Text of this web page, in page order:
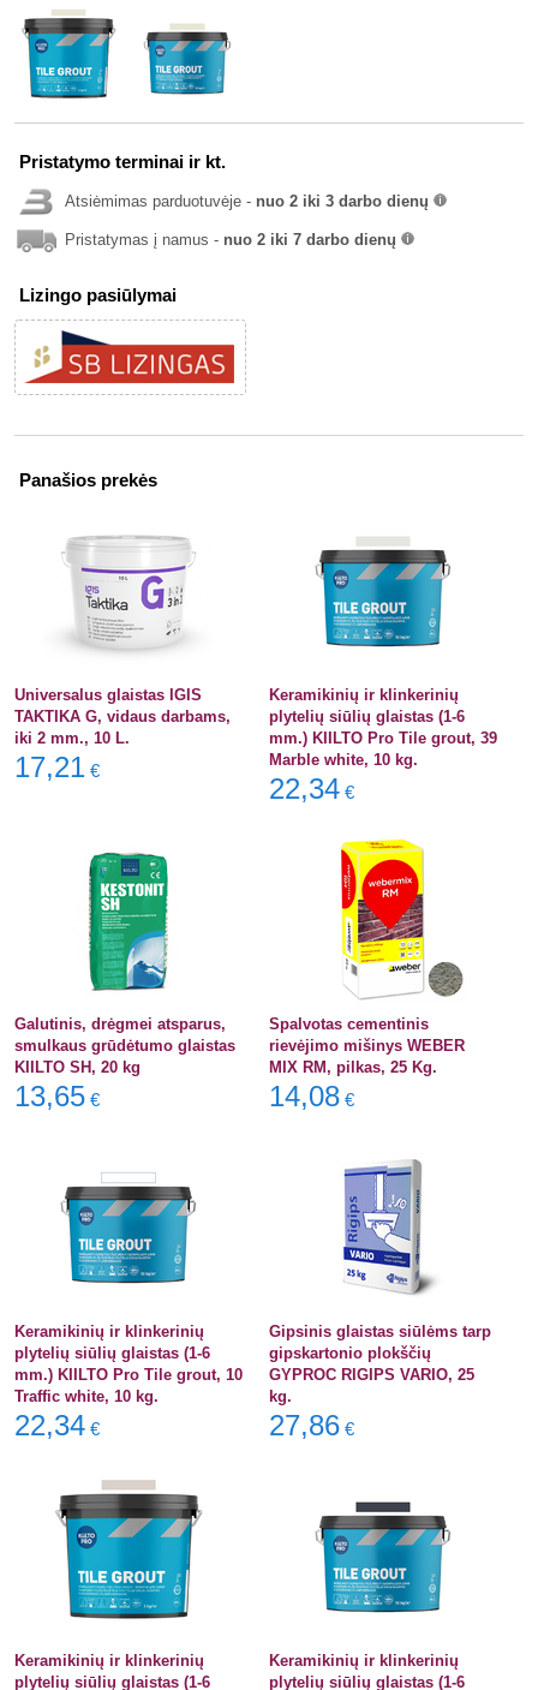
Pristatymo terminai ir kt.
Atsiėmimas parduotuvėje - nuo 2 iki 3 darbo dienų
Pristatymas į namus - nuo 2 iki 7 darbo dienų
Lizingo pasiūlymai
Panašios prekės
Universalus glaistas IGIS
TAKTIKA G, vidaus darbams,
iki 2 mm., 10 L.
17,21 €
Keramikinių ir klinkerinių
plytelių siūlių glaistas (1-6
mm.) KIILTO Pro Tile grout, 39
Marble white, 10 kg.
22,34 €
Galutinis, drėgmei atsparus,
smulkaus grūdėtumo glaistas
KIILTO SH, 20 kg
13,65 €
Spalvotas cementinis
rievėjimo mišinys WEBER
MIX RM, pilkas, 25 Kg.
14,08 €
Keramikinių ir klinkerinių
plytelių siūlių glaistas (1-6
mm.) KIILTO Pro Tile grout, 10
Traffic white, 10 kg.
22,34 €
Gipsinis glaistas siūlėms tarp
gipskartonio plokščių
GYPROC RIGIPS VARIO, 25
kg.
27,86 €
Keramikinių ir klinkerinių
plytelių siūlių glaistas (1-6
Keramikinių ir klinkerinių
plytelių siūlių glaistas (1-6